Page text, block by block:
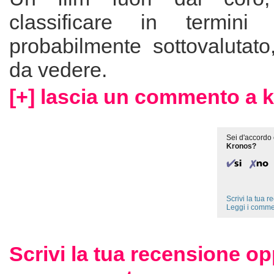
classificare in termini
probabilmente
da vedere.
[+] lascia un commento a
Sei d'accordo
Kronos?
Scrivi la tua
Leggi i
Scrivi la tua recensione